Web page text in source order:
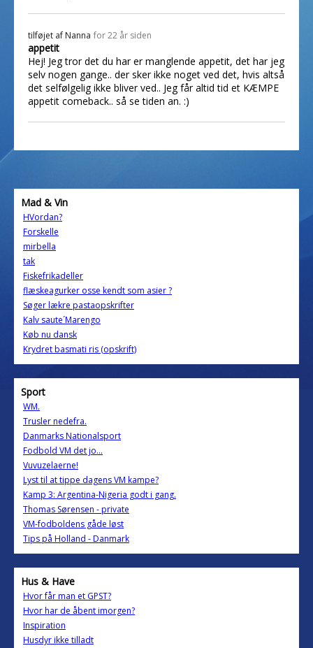
tilføjet af Nanna for 22 år siden
appetit
Hej! Jeg tror det du har er manglende appetit, det har jeg
selv nogen gange.. der sker ikke noget ved det, hvis altså
det selfølgelig ikke bliver ved.. Jeg får altid tid et KÆMPE
appetit comeback.. så se tiden an. :)
Mad & Vin
HVordan?
Forskelle
mirbella
tak
Fiskefrikadeller
flæskeagurker osse kendt som asier ?
Søger lækre pastaopskrifter
Kalv saute´Marengo
Køb nu dansk
Krydret basmati ris (opskrift)
Sport
WM.
Trusler nedefra.
Danmarks Nationalsport
Fodbold VM det jo...
Vuvuzelaerne!
Lyst til at tippe dagens VM kampe?
Kamp 3: Argentina-Nigeria godt i gang.
Thomas Sørensen - private
VM-fodboldens gåde løst
Tips på Holland - Danmark
Hus & Have
Hvor får man et GPST?
Hvor har de åbent imorgen?
Inspiration
Husdyr ikke tilladt